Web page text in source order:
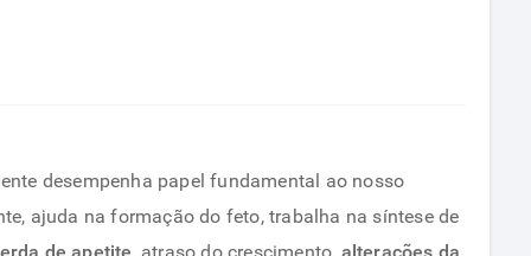
desempenha papel fundamental ao nosso
ajuda na formação do feto, trabalha na síntese de